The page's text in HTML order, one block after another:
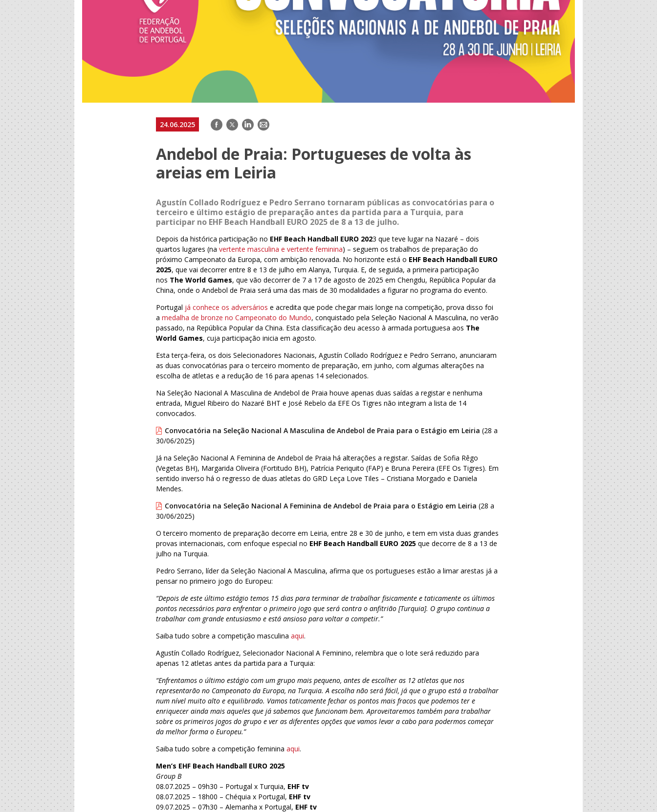
24.06.2025 Facebook
TwitterLinkedIn
E-
Andebol de Praia: Portugueses de volta às
areias em Leiria
Agustín Collado Rodríguez e Pedro Serrano tornaram públicas as convocatórias para o
terceiro e último estágio de preparação antes da partida para a Turquia, para
participar no EHF Beach Handball EURO 2025 de 8 a 13 de julho.
Depois da histórica participação no EHF Beach Handball EURO 2023 que teve lugar na Nazaré – dois
quartos lugares (navertente masculina e vertente feminina) – seguem os trabalhos de preparação do
próximo Campeonato da Europa, com ambição renovada. No horizonte está o EHF Beach Handball EURO
2025, que vai decorrer entre 8 e 13 de julho em Alanya, Turquia. E, de seguida, a primeira participação
nos The World Games, que vão decorrer de 7 a 17 de agosto de 2025 em Chengdu, República Popular da
China, onde o Andebol de Praia será uma das mais de 30 modalidades a figurar no programa do evento.
Portugal já conhece os adversários e acredita que pode chegar mais longe na competição, prova disso foi
amedalha de bronze no Campeonato do Mundo, conquistado pela Seleção Nacional A Masculina, no verão
passado, na República Popular da China. Esta classificação deu acesso à armada portuguesa aos The
World Games, cuja participação inicia em agosto.
Esta terça-feira, os dois Selecionadores Nacionais, Agustín Collado Rodríguez e Pedro Serrano, anunciaram
as duas convocatórias para o terceiro momento de preparação, em junho, com algumas alterações na
escolha de atletas e a redução de 16 para apenas 14 selecionados.
Na Seleção Nacional A Masculina de Andebol de Praia houve apenas duas saídas a registar e nenhuma
entrada, Miguel Ribeiro do Nazaré BHT e José Rebelo da EFE Os Tigres não integram a lista de 14
convocados.
Convocatória na Seleção Nacional A Masculina de Andebol de Praia para o Estágio em Leiria (28 a
30/06/2025)
Já na Seleção Nacional A Feminina de Andebol de Praia há alterações a registar. Saídas de Sofia Rêgo
(Vegetas BH), Margarida Oliveira (Fortitudo BH), Patrícia Periquito (FAP) e Bruna Pereira (EFE Os Tigres). Em
sentido inverso há o regresso de duas atletas do GRD Leça Love Tiles – Cristiana Morgado e Daniela
Mendes.
Convocatória na Seleção Nacional A Feminina de Andebol de Praia para o Estágio em Leiria (28 a
30/06/2025)
O terceiro momento de preparação decorre em Leiria, entre 28 e 30 de junho, e tem em vista duas grandes
provas internacionais, com enfoque especial no EHF Beach Handball EURO 2025 que decorre de 8 a 13 de
julho na Turquia.
Pedro Serrano, líder da Seleção Nacional A Masculina, afirma que os portugueses estão a limar arestas já a
pensar no primeiro jogo do Europeu:
“Depois de este último estágio temos 15 dias para terminar de trabalhar fisicamente e taticamente os últimos
pontos necessários para enfrentar o primeiro jogo que será contra o anfitrião [Turquia]. O grupo continua a
trabalhar com grande entusiasmo e está ansioso para voltar a competir.”
Saiba tudo sobre a competição masculinaaqui.
Agustín Collado Rodríguez, Selecionador Nacional A Feminino, relembra que o lote será reduzido para
apenas 12 atletas antes da partida para a Turquia:
“Enfrentamos o último estágio com um grupo mais pequeno, antes de escolher as 12 atletas que nos
representarão no Campeonato da Europa, na Turquia. A escolha não será fácil, já que o grupo está a trabalhar
num nível muito alto e equilibrado. Vamos taticamente fechar os pontos mais fracos que podemos ter e
enriquecer ainda mais aqueles que já sabemos que funcionam bem. Aproveitaremos também para trabalhar
sobre os primeiros jogos do grupo e ver as diferentes opções que vamos levar a cabo para podermos começar
da melhor forma o Europeu.”
Saiba tudo sobre a competição femininaaqui.
Men’s EHF Beach Handball EURO 2025
Group B
08.07.2025 – 09h30 – Portugal x Turquia, EHF tv
08.07.2025 – 18h00 – Chéquia x Portugal, EHF tv
09.07.2025 – 07h30 – Alemanha x Portugal, EHF tv